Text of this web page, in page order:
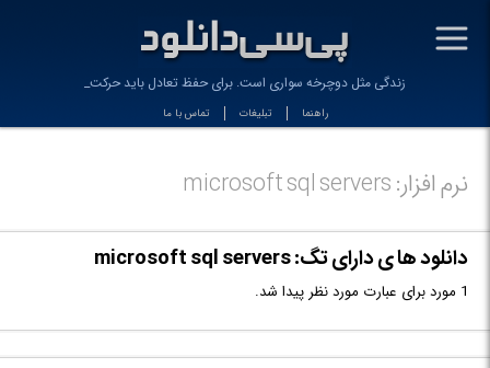
-
زندگی مثل دوچرخه سواری است. برای حفظ تعادل باید حركت _
راهنما تبلیغات تماس با ما
نرم افزار: microsoft sql servers
دانلود ها ی دارای تگ: microsoft sql servers
1 مورد برای عبارت مورد نظر پیدا شد.